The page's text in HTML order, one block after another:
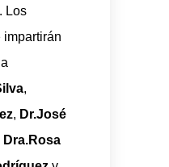
Los
impartirán
,
, Dr.José
Dra.Rosa